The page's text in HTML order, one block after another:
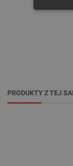
PRODUKTY Z TEJ